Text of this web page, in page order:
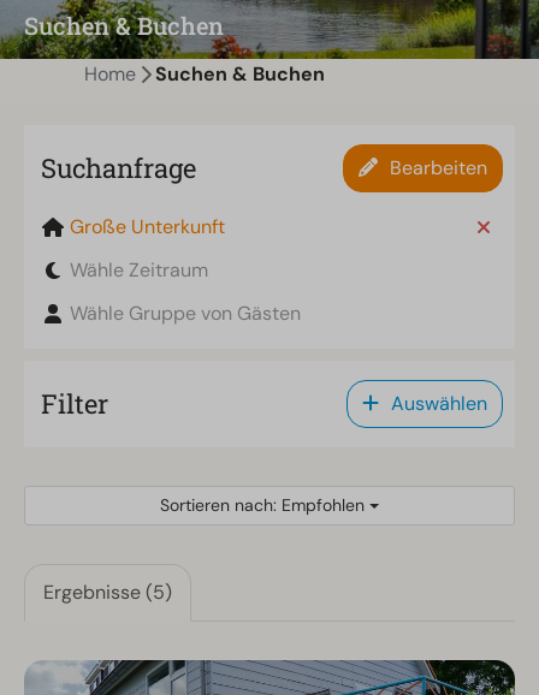
Suchen & Buchen
Home Suchen & Buchen
Suchanfrage Bearbeiten
Große Unterkunft
Wähle Zeitraum
Wähle Gruppe von Gästen
Filter Auswählen
Sortieren nach: Empfohlen
Ergebnisse (5)